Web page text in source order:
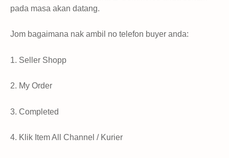
pada masa akan datang.
Jom bagaimana nak ambil no telefon buyer anda:
1. Seller Shopp
2. My Order
3. Completed
4. Klik Item All Channel / Kurier